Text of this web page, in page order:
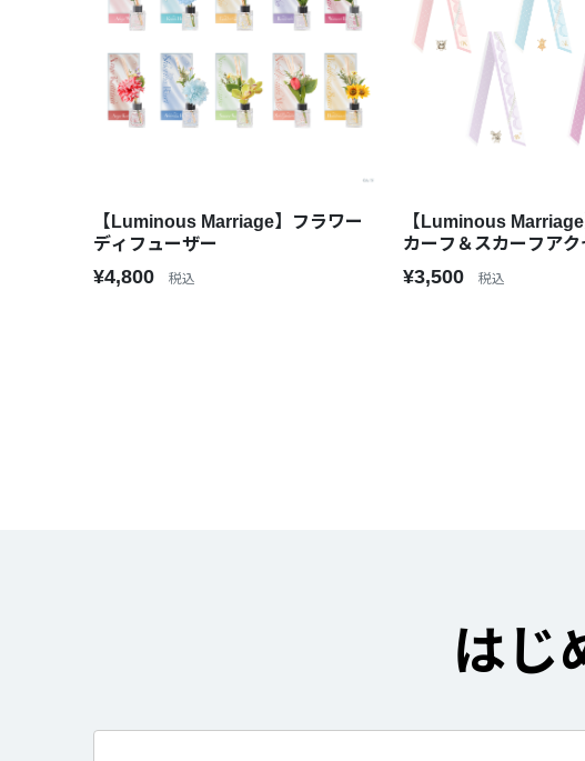
【Luminous Marriage】フラワー
ディフューザー
¥4,800 税込
【Luminous
カーフ＆スカーフアク
¥3,500 税込
はじ